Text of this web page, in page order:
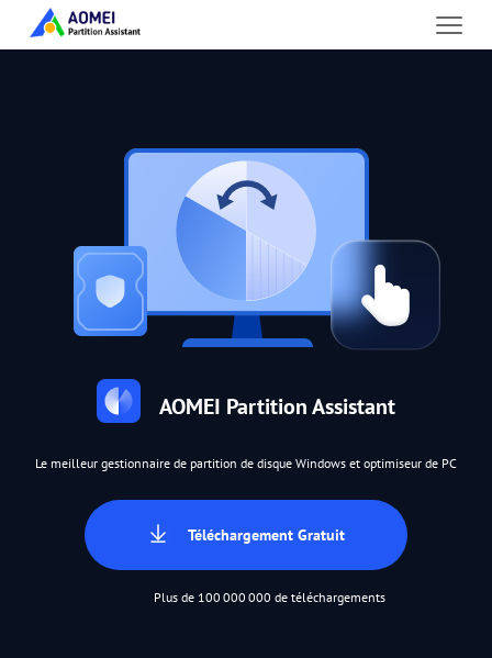
AOMEI Partition Assistant
Le meilleur gestionnaire de partition de disque Windows et optimiseur de PC
Téléchargement Gratuit
Plus de 100 000 000 de téléchargements